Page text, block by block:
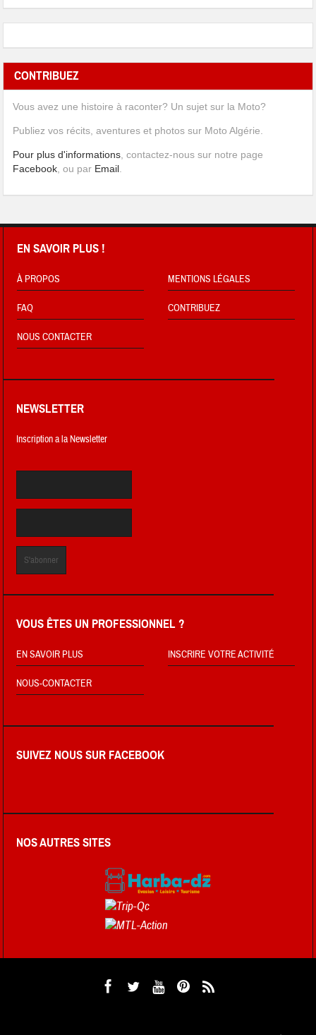
CONTRIBUEZ
Vous avez une histoire à raconter? Un sujet sur la Moto?
Publiez vos récits, aventures et photos sur Moto Algérie.
Pour plus d'informations, contactez-nous sur notre page
Facebook, ou par Email.
EN SAVOIR PLUS !
À PROPOS MENTIONS LÉGALES
FAQ CONTRIBUEZ
NOUS CONTACTER
NEWSLETTER
Inscription a la Newsletter
VOUS ÊTES UN PROFESSIONNEL ?
EN SAVOIR PLUS INSCRIRE VOTRE ACTIVITÉ
NOUS-CONTACTER
SUIVEZ NOUS SUR FACEBOOK
NOS AUTRES SITES